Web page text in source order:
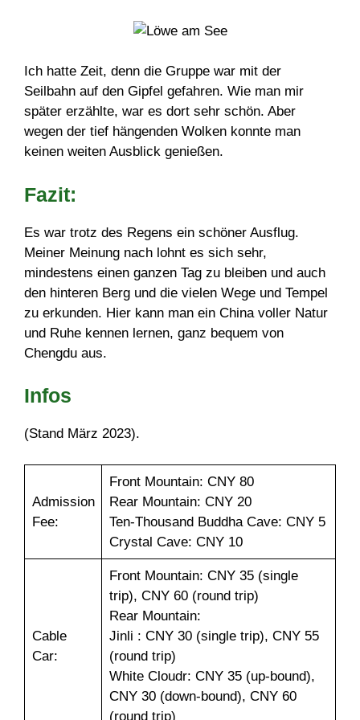
Ich hatte Zeit, denn die Gruppe war mit der
Seilbahn auf den Gipfel gefahren. Wie man mir
später erzählte, war es dort sehr schön. Aber
wegen der tief hängenden Wolken konnte man
keinen weiten Ausblick genießen.
Fazit:
Es war trotz des Regens ein schöner Ausflug.
Meiner Meinung nach lohnt es sich sehr,
mindestens einen ganzen Tag zu bleiben und auch
den hinteren Berg und die vielen Wege und Tempel
zu erkunden. Hier kann man ein China voller Natur
und Ruhe kennen lernen, ganz bequem von
Chengdu aus.
Infos
(Stand März 2023).
Admission
Fee:
Front Mountain: CNY 80
Rear Mountain: CNY 20
Ten-Thousand Buddha Cave: CNY 5
Crystal Cave: CNY 10
Cable
Car:
Front Mountain: CNY 35 (single
trip), CNY 60 (round trip)
Rear Mountain:
Jinli : CNY 30 (single trip), CNY 55
(round trip)
White Cloudr: CNY 35 (up-bound),
CNY 30 (down-bound), CNY 60
(round trip)